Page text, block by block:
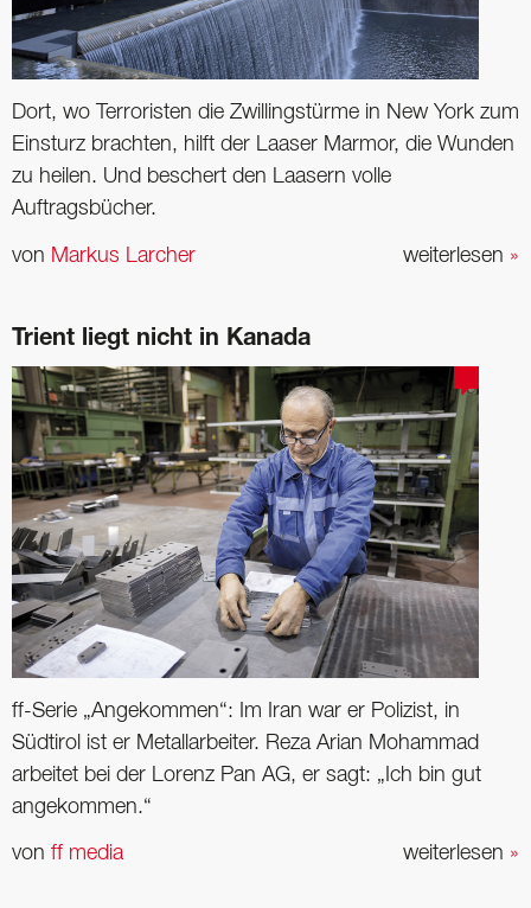
Dort, wo Terroristen die Zwillingstürme in New York zum
Einsturz brachten, hilft der Laaser Marmor, die Wunden
zu heilen. Und beschert den Laasern volle
Auftragsbücher.
weiterlesen »
von Markus Larcher
Trient liegt nicht in Kanada
ff-Serie „Angekommen“: Im Iran war er Polizist, in
Südtirol ist er Metallarbeiter. Reza Arian Mohammad
arbeitet bei der Lorenz Pan AG, er sagt: „Ich bin gut
angekommen.“
weiterlesen »
von ff media